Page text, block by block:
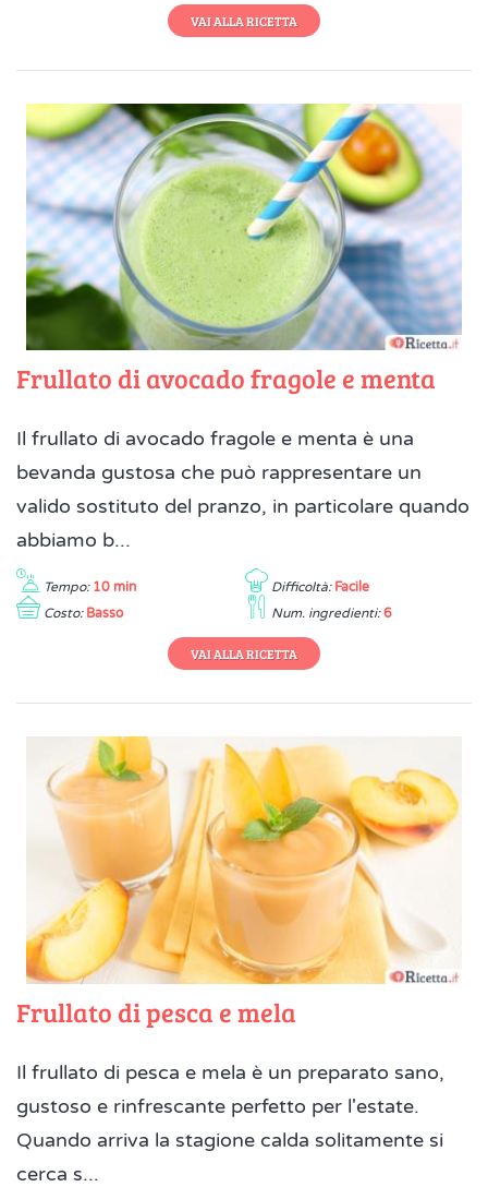
VAI ALLA RICETTA
Frullato di avocado fragole e menta
Il frullato di avocado fragole e menta è una
bevanda gustosa che può rappresentare un
valido sostituto del pranzo, in particolare quando
abbiamo b...
Tempo: 10 min Difficoltà: Facile
Costo: Basso Num. ingredienti: 6
VAI ALLA RICETTA
Frullato di pesca e mela
Il frullato di pesca e mela è un preparato sano,
gustoso e rinfrescante perfetto per l'estate.
Quando arriva la stagione calda solitamente si
cerca s...